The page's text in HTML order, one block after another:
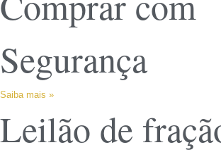
Segurança
Saiba mais »
Leilão de